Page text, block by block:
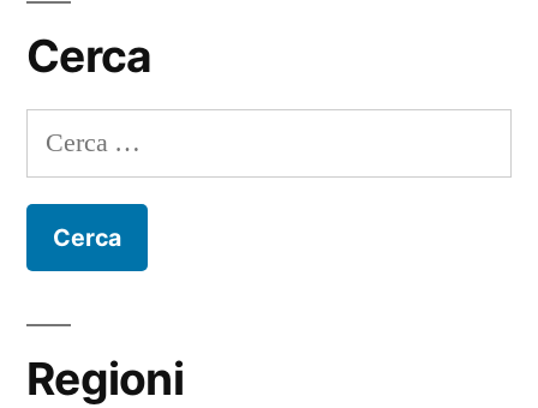
Cerca
Ricerca
per:
Regioni